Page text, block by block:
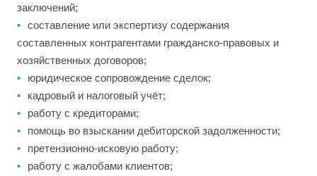
заключений;
составление или экспертизу содержания
составленных контрагентами гражданско-правовых и
хозяйственных договоров;
юридическое сопровождение сделок;
кадровый и налоговый учёт;
работу с кредиторами;
помощь во взыскании дебиторской задолженности;
претензионно-исковую работу;
работу с жалобами клиентов;